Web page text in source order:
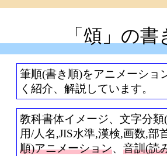
「頌」の書
筆順(書き順)をアニメーショ
く紹介、解説しています。
教科書体イメージ、文字分類
用/人名,JIS水準,漢検,画数,部
順)アニメーション、 音訓(読